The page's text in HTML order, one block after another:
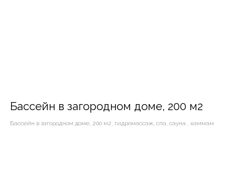
Бассейн в загородном доме, 200 м2
Бассейн в загородном доме, 200 м2, гидромассаж, спа, сауна , хаммам